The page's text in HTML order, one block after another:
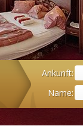
Ankunft:
Name: